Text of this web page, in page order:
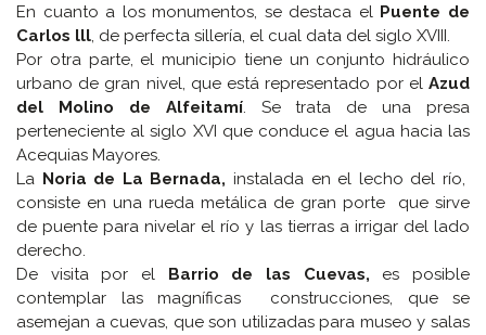
En cuanto a los monumentos, se destaca el Puente de
Carlos lll, de perfecta sillería, el cual data del siglo XVIII.
Por otra parte, el municipio tiene un conjunto hidráulico
urbano de gran nivel, que está representado por el Azud
del Molino de Alfeitamí. Se trata de una presa
perteneciente al siglo XVI que conduce el agua hacia las
Acequias Mayores.
La Noria de La Bernada, instalada en el lecho del río,
consiste en una rueda metálica de gran porte que sirve
de puente para nivelar el río y las tierras a irrigar del lado
derecho.
De visita por el Barrio de las Cuevas, es posible
contemplar las magníficas construcciones, que se
asemejan a cuevas, que son utilizadas para museo y salas